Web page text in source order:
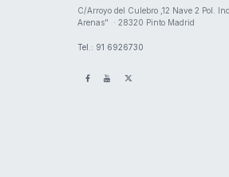
​C/Arroyo del Culebro ,12 Nave 2 ​Pol.
Arenas" · 28320 Pinto Madrid
Tel.: 91 6926730